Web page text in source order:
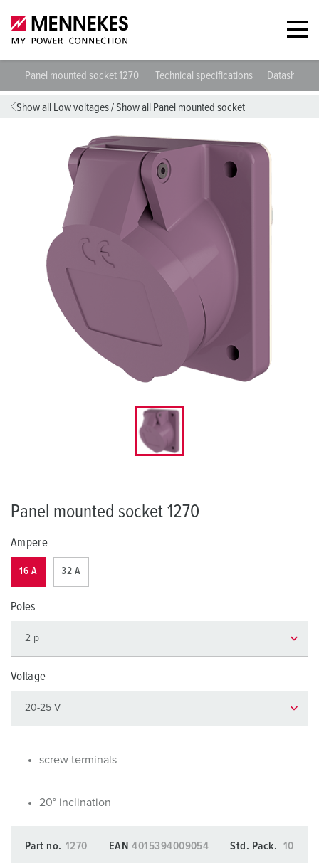
Panel mounted socket 1270 Technical specifications Datasheets
Show all Low voltages/Show all Panel mounted socket
Panel mounted socket 1270
Ampere
16 A 32 A
Poles
Voltage
screw terminals
20° inclination
Part no. 1270 EAN 4015394009054 Std. Pack. 10